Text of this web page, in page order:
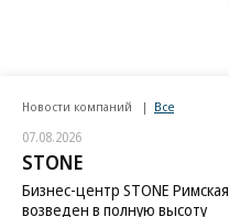
Новости компаний Все
07.08.2026
STONE
Бизнес-центр STONE Римская
возведен в полную высоту